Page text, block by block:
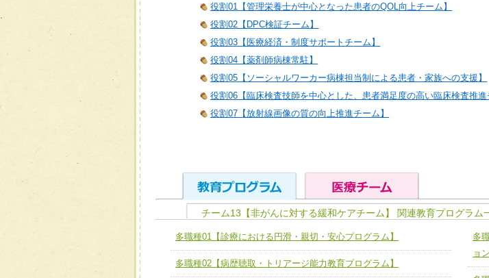
役割01【管理栄養士が中心となった患者のQOL向上チーム】
役割02【DPC検証チーム】
役割03【医療経済・制度サポートチーム】
役割04【薬剤師病棟常駐】
役割05【ソーシャルワーカー病棟担当制による患者・家族への支援】
役割06【臨床検査技師を中心とした、患者満足度の高い臨床検査推進
役割07【放射線画像の質の向上推進チーム】
ユニット１ 医療人としての基礎能力
全人的医療を実践する医療人として、必要な基礎能力を身につ
ける
ユ
各
チーム01【病院内横断的問題解決チーム】
チーム02【地域医療連携推進による高度医療を必要とする在
チ
チ
チーム13【非がんに対する緩和ケアチーム】 関連教育プログラム
多職種01【診療における円滑・親切・安心プログラム】
多職種02【病歴聴取・トリアージ能力教育プログラム】
多
ョ